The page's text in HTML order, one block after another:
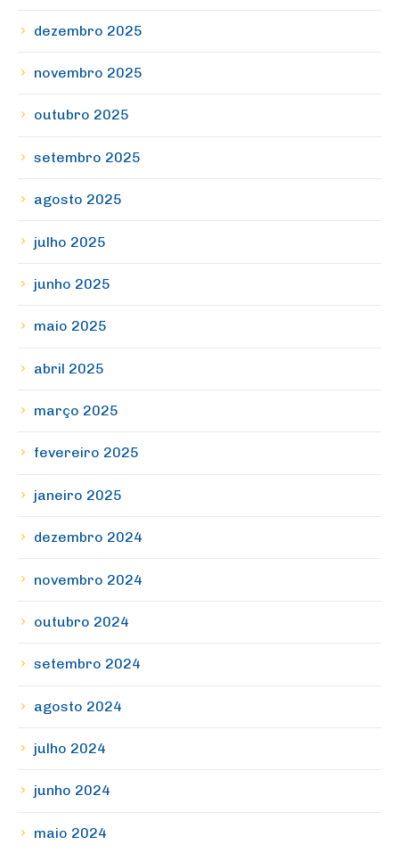
dezembro 2025
novembro 2025
outubro 2025
setembro 2025
agosto 2025
julho 2025
junho 2025
maio 2025
abril 2025
março 2025
fevereiro 2025
janeiro 2025
dezembro 2024
novembro 2024
outubro 2024
setembro 2024
agosto 2024
julho 2024
junho 2024
maio 2024